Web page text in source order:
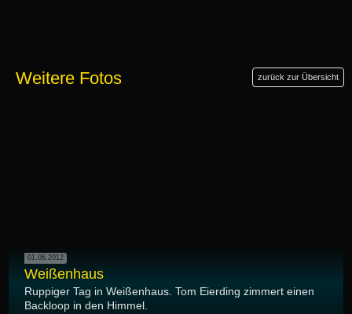
Weitere Fotos zurück zur Übersicht
01.06.2012
Weißenhaus
Ruppiger Tag in Weißenhaus. Tom Eierding zimmert einen
Backloop in den Himmel.